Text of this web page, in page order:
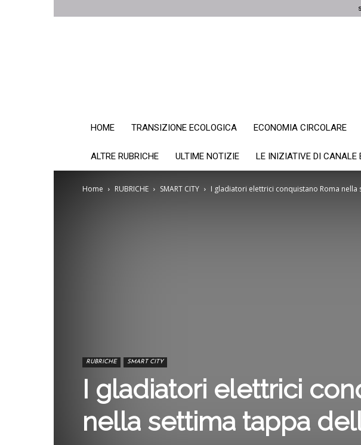
HOME TRANSIZIONE ECOLOGICA ECONOMIA CIRCOLARE
ALTRE RUBRICHE ULTIME NOTIZIE LE INIZIATIVE DI CANALE
Home RUBRICHE SMART CITY I gladiatori elettrici conquistano Roma nella
RUBRICHE SMART CITY
I gladiatori elettrici
nella settima tappa